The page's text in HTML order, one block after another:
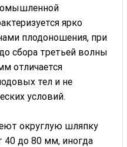
ярко
плодоношения, при
сбора третьей волны
отличается
тел и не
условий.
округлую шляпку
40 до 80 мм, иногда